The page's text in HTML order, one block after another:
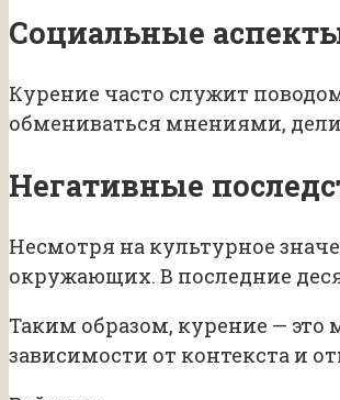
Социальные
Курение часто служит
обмениваться мнениями,
Негативные
Несмотря на культурное
окружающих. В последние
Таким образом, курение —
зависимости от контекста и